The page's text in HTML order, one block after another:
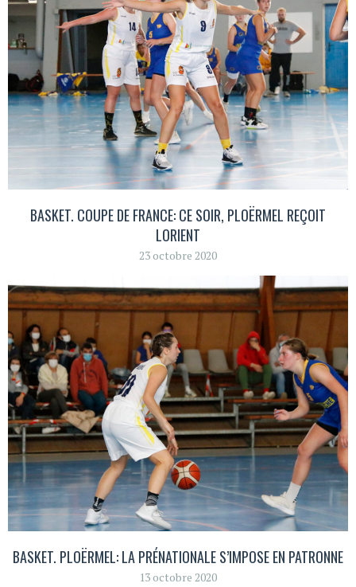
BASKET. COUPE DE FRANCE: CE SOIR, PLOËRMEL REÇOIT
LORIENT
23 octobre 2020
BASKET. PLOËRMEL: LA PRÉNATIONALE S’IMPOSE EN PATRONNE
13 octobre 2020